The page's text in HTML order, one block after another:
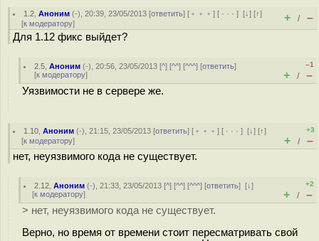
1.2 ,Аноним (-), 20:39, 23/05/2013 [ответить] [ ﹢﹢﹢] [ · · ·][↓] [↑]
[к модератору] + / –
Для 1.12 фикс выйдет?
2.5 ,Аноним (-), 20:56, 23/05/2013 [^] [^^] [^^^] [ответить]
[к модератору]
–1
+ / –
Уязвимости не в сервере же.
1.10 ,Аноним (-), 21:15, 23/05/2013 [ответить] [ ﹢﹢﹢] [ · · ·][↓] [↑]
[к модератору]
+3
+ / –
нет, неуязвимого кода не существует.
2.12 ,Аноним (-), 21:33, 23/05/2013 [^] [^^] [^^^] [ответить][↓]
[к модератору]
+2
+ / –
> нет, неуязвимого кода не существует.
Верно, но время от времени стоит пересматривать свой